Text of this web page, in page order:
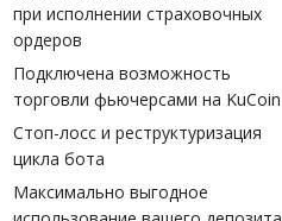
при исполнении страховочных
ордеров
Подключена возможность
торговли фьючерсами на KuCoin
Стоп-лосс и реструктуризация
цикла бота
Максимально выгодное